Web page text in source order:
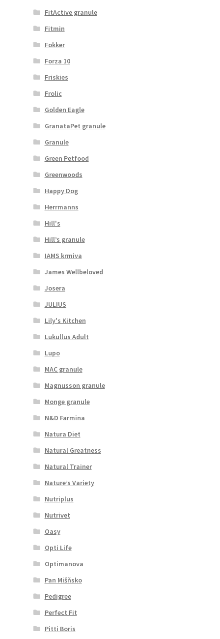
FitActive granule
Fitmin
Fokker
Forza 10
Friskies
Frolic
Golden Eagle
GranataPet granule
Granule
Green Petfood
Greenwoods
Happy Dog
Herrmanns
Hill's
Hill’s granule
IAMS krmiva
James Wellbeloved
Josera
JULIUS
Lily's Kitchen
Lukullus Adult
Lupo
MAC granule
Magnusson granule
Monge granule
N&D Farmina
Natura Diet
Natural Greatness
Natural Trainer
Nature’s Variety
Nutriplus
Nutrivet
Oasy
Opti Life
Optimanova
Pan Mišňsko
Pedigree
Perfect Fit
Pitti Boris